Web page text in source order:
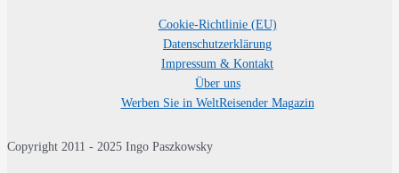
Cookie-Richtlinie (EU)
Datenschutzerklärung
Impressum & Kontakt
Über uns
Werben Sie in WeltReisender Magazin
Copyright 2011 - 2025 Ingo Paszkowsky